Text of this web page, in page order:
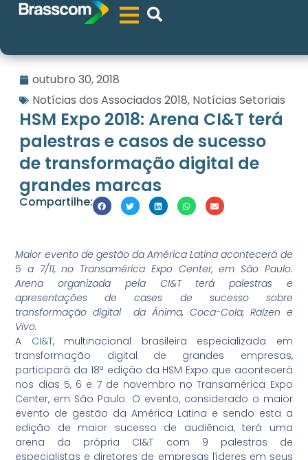
outubro 30, 2018
Notícias dos Associados 2018, Notícias Setoriais
HSM Expo 2018: Arena CI&T terá
palestras e casos de sucesso
de transformação digital de
grandes marcas
Compartilhe:
Maior evento de gestão da América Latina acontecerá de
5 a 7/11, no Transamérica Expo Center, em São Paulo.
Arena organizada pela CI&T terá palestras e
apresentações de cases de sucesso sobre
transformação digital da Ânima, Coca-Cola, Raízen e
Vivo.
A CI&T, multinacional brasileira especializada em
transformação digital de grandes empresas,
participará da 18ª edição da HSM Expo que acontecerá
nos dias 5, 6 e 7 de novembro no Transamérica Expo
Center, em São Paulo. O evento, considerado o maior
evento de gestão da América Latina e sendo esta a
edição de maior sucesso de audiência, terá uma
arena da própria CI&T com 9 palestras de
especialistas e diretores de empresas líderes em seus